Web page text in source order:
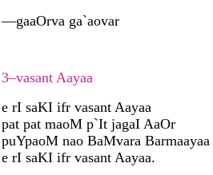
—gaaOrva ga`aovar
3–vasant Aayaa
e rI saKI ifr vasant Aayaa
pat pat maoM p`It jagaI AaOr
puYpaoM nao BaMvara Barmaayaa
e rI saKI ifr vasant Aayaa.